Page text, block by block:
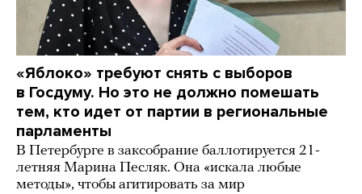
«Яблоко» требуют снять с выборов
в Госдуму. Но это не должно помешать
тем, кто идет от партии в региональные
парламенты
В Петербурге в заксобрание баллотируется 21-
летняя Марина Песляк. Она «искала любые
методы», чтобы агитировать за мир